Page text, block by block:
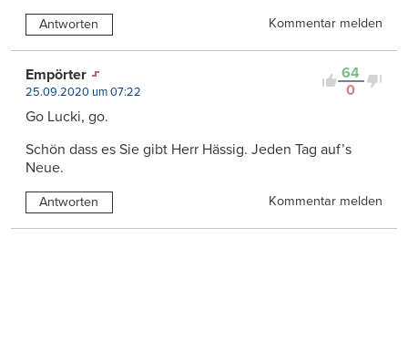
Antworten Kommentar melden
64
0
Empörter
25.09.2020 um 07:22
Go Lucki, go.
Schön dass es Sie gibt Herr Hässig. Jeden Tag auf’s
Neue.
Antworten Kommentar melden